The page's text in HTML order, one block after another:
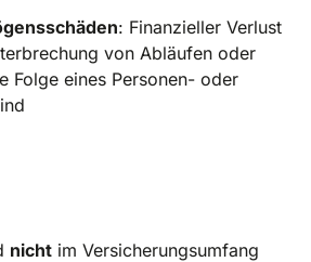
: Finanzieller Verlust
von Abläufen oder
Folge eines Personen- oder
nicht im Versicherungsumfang